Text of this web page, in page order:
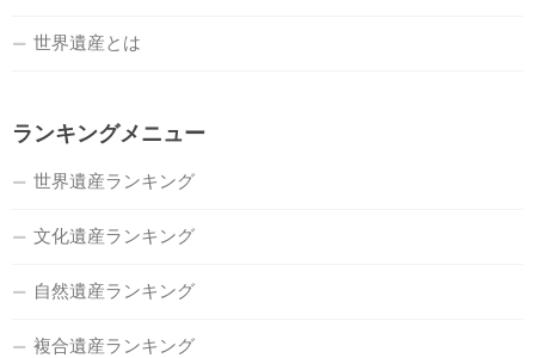
世界遺産とは
ランキングメニュー
世界遺産ランキング
文化遺産ランキング
自然遺産ランキング
複合遺産ランキング